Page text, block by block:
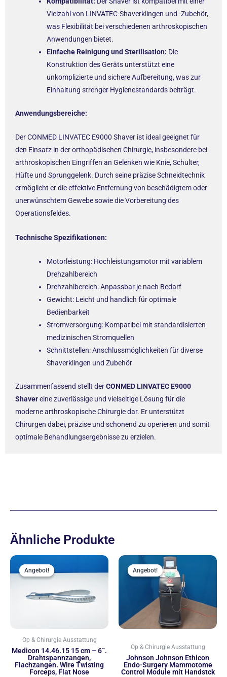
Vielzahl von LINVATEC-Shaverklingen und -Zubehör,
was Flexibilität bei verschiedenen arthroskopischen
Anwendungen bietet.
Einfache Reinigung und Sterilisation: Die
Konstruktion des Geräts unterstützt eine
unkomplizierte und sichere Aufbereitung, was zur
Einhaltung strenger Hygienestandards beiträgt.
Anwendungsbereiche:
Der CONMED LINVATEC E9000 Shaver ist ideal geeignet für
den Einsatz in der orthopädischen Chirurgie, insbesondere bei
arthroskopischen Eingriffen an Gelenken wie Knie, Schulter,
Hüfte und Sprunggelenk. Durch seine präzise Schneidtechnik
ermöglicht er die effektive Entfernung von beschädigtem oder
unerwünschtem Gewebe sowie die Vorbereitung des
Operationsfeldes.
Technische Spezifikationen:
Motorleistung: Hochleistungsmotor mit variablem
Drehzahlbereich
Drehzahlbereich: Anpassbar je nach Bedarf
Gewicht: Leicht und handlich für optimale
Bedienbarkeit
Stromversorgung: Kompatibel mit standardisierten
medizinischen Stromquellen
Schnittstellen: Anschlussmöglichkeiten für diverse
Shaverklingen und Zubehör
Zusammenfassend stellt derCONMED LINVATEC E9000
Shavereine zuverlässige und vielseitige Lösung für die
moderne arthroskopische Chirurgie dar. Er unterstützt
Chirurgen dabei, präzise und schonend zu operieren und somit
optimale Behandlungsergebnisse zu erzielen.
Ähnliche Produkte
Angebot!
Angebot!
Op & Chirurgie Ausstattung
Medicon 14.46.15 15 cm – 6˝.
Drahtspannzangen,
Flachzangen. Wire Twisting
Forceps, Flat Nose
Ursprünglicher
Preis
150,00 €
Aktueller
Preis
75,00 €.
Angebot!
Angebot!
Op & Chirurgie Ausstattung
Johnson Johnson Ethicon
Endo-Surgery Mammotome
Control Module mit Handstck
Preis
war:
1.499,00 €